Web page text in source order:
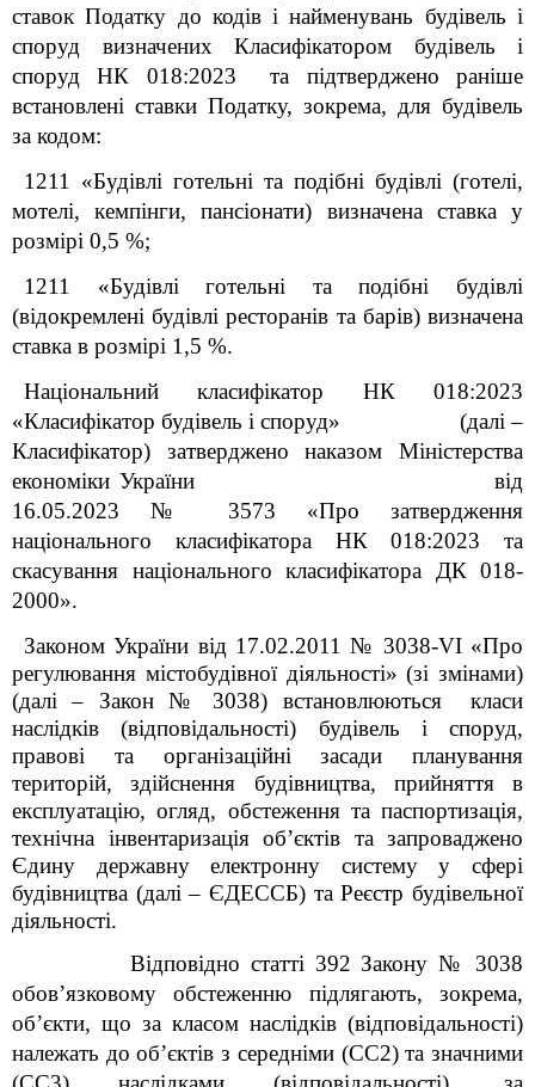
ставок Податку до кодів і найменувань будівель і
споруд визначених Класифікатором будівель і
споруд НК 018:2023та підтверджено раніше
встановлені ставки Податку, зокрема, для будівель
за кодом:
1211 «Будівлі готельні та подібні будівлі (готелі,
мотелі, кемпінги, пансіонати) визначена ставка у
розмірі 0,5 %;
1211 «Будівлі готельні та подібні будівлі
(відокремлені будівлі ресторанів та барів) визначена
ставка в розмірі 1,5 %.
Національний класифікатор НК 018:2023
«Класифікатор будівель і споруд» (далі –
Класифікатор) затверджено наказом Міністерства
економіки України від
16.05.2023 № 3573 «Про затвердження
національного класифікатора НК 018:2023 та
скасування національного класифікатора ДК 018-
2000».
Законом України від 17.02.2011 № 3038-VI«Про
регулювання містобудівної діяльності» (зі змінами)
(далі – Закон № 3038) встановлюються класи
наслідків (відповідальності) будівель і споруд,
правові та організаційні засади планування
територій, здійснення будівництва, прийняття в
експлуатацію, огляд, обстеження та паспортизація,
технічна інвентаризація об’єктів та запроваджено
Єдину державну електронну систему у сфері
будівництва (далі – ЄДЕССБ) та Реєстр будівельної
діяльності.
Відповідно статті 392 Закону № 3038
обов’язковому обстеженню підлягають, зокрема,
об’єкти, що за класом наслідків (відповідальності)
належать до об’єктів з середніми (СС2) та значними